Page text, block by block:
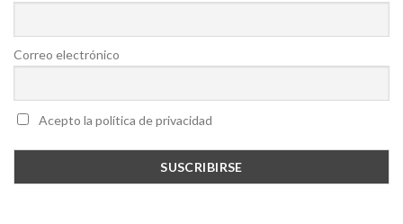
Correo electrónico
Acepto la política de privacidad